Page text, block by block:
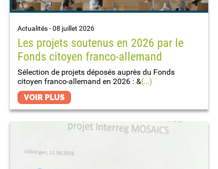
Actualités -08 juillet 2026
Les projets soutenus en 2026 par le
Fonds citoyen franco-allemand
Sélection de projets déposés auprès du Fonds
citoyen franco-allemand en 2026 : &(...)
VOIR PLUS